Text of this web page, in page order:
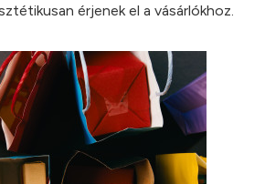
érjenek el a vásárlókhoz.